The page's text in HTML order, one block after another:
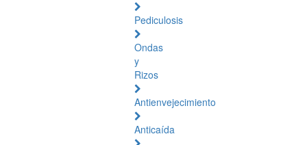
Pediculosis
Ondas
y
Rizos
Antienvejecimiento
Anticaída